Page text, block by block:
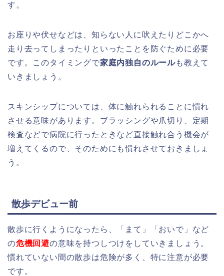
す。
お座りや伏せなどは、知らない人に吠えたりどこかへ
走り去ってしまったりといったことを防ぐために必要
です。このタイミングで家庭内独自のルールも教えて
いきましょう。
スキンシップについては、体に触れられることに慣れ
させる意味があります。ブラッシングや爪切り、定期
検査などで病院に行ったときなど直接触れ合う機会が
増えてくるので、そのためにも慣れさせておきましょ
う。
散歩デビュー前
散歩に行くようになったら、「まて」「おいで」など
の危機回避の意味を持つしつけをしていきましょう。
慣れていない間の散歩は危険が多く、特に注意が必要
です。